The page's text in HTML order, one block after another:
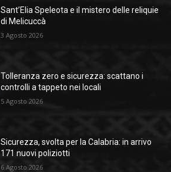
Sant’Elia Speleota e il mistero delle reliquie
di Melicuccà
3 Agosto 2026
Tolleranza zero e sicurezza: scattano i
controlli a tappeto nei locali
5 Agosto 2026
Sicurezza, svolta per la Calabria: in arrivo
171 nuovi poliziotti
6 Agosto 2026